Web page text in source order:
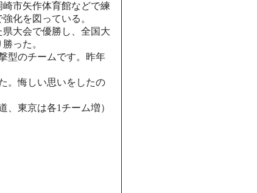
市矢作体育館などで練
化を図っている。
大会で優勝し、全国大
った。
型のチームです。昨年
。悔しい思いをしたの
、東京は各1チーム増）